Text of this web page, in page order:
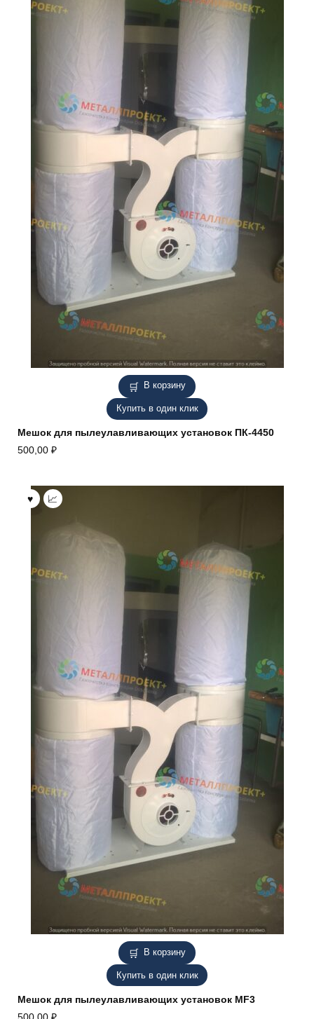
В корзину
Купить в один клик
Мешок для пылеулавливающих установок ПК-4450
500,00 ₽
В корзину
Купить в один клик
Мешок для пылеулавливающих установок MF3
500,00 ₽